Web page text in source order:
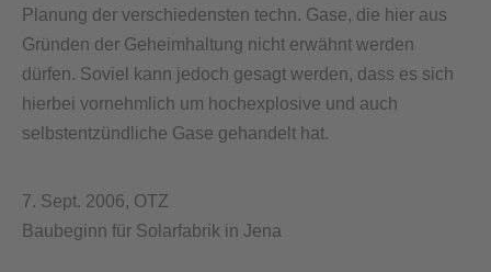
Planung der verschiedensten techn. Gase, die hier aus
Gründen der Geheimhaltung nicht erwähnt werden
dürfen. Soviel kann jedoch gesagt werden, dass es sich
hierbei vornehmlich um hochexplosive und auch
selbstentzündliche Gase gehandelt hat.
7. Sept. 2006, OTZ
Baubeginn für Solarfabrik in Jena